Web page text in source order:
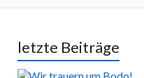
letzte Beiträge